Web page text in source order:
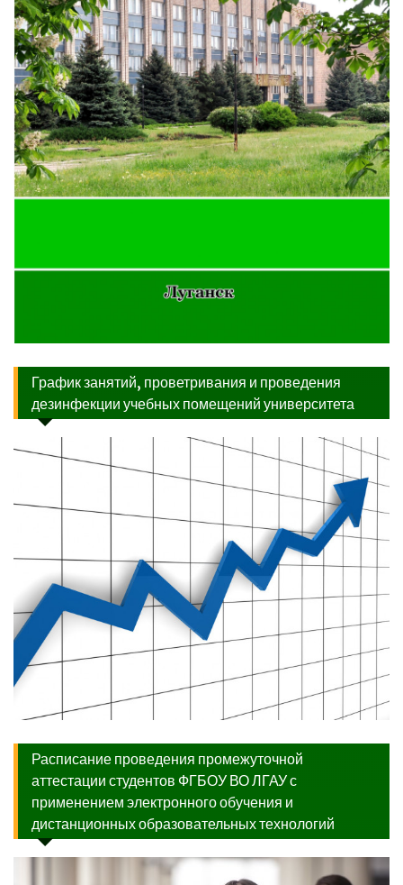
График занятий, проветривания и проведения
дезинфекции учебных помещений университета
Расписание проведения промежуточной
аттестации студентов ФГБОУ ВО ЛГАУ с
применением электронного обучения и
дистанционных образовательных технологий